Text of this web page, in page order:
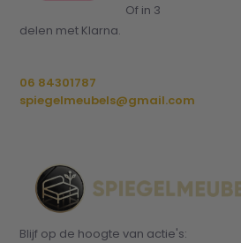
Of in 3
delen met Klarna.
06 84301787
spiegelmeubels@gmail.com
Blijf op de hoogte van actie's: